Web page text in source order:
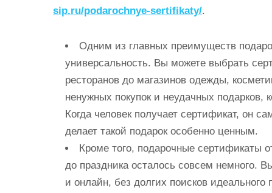
sip.ru/podarochnye-sertifikaty/.
Одним из главных преимуществ
универсальность. Вы можете выбрать
ресторанов до магазинов одежды,
ненужных покупок и неудачных подарков,
Когда человек получает сертификат, он
делает такой подарок особенно ценным.
Кроме того, подарочные сертификаты
до праздника осталось совсем немного.
и онлайн, без долгих поисков